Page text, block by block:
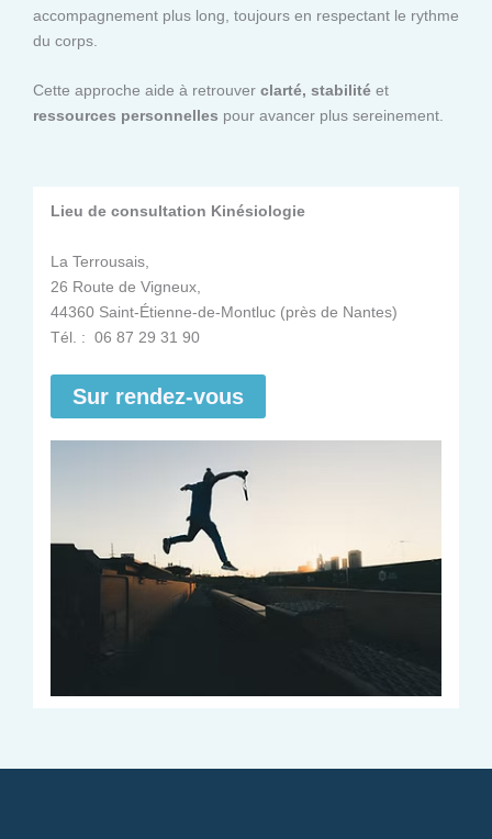
accompagnement plus long, toujours en respectant le rythme
du corps.
Cette approche aide à retrouver clarté, stabilité et
ressources personnelles pour avancer plus sereinement.
Lieu de consultation Kinésiologie
La Terrousais,
26 Route de Vigneux,
44360 Saint-Étienne-de-Montluc (près de Nantes)
Tél. : 06 87 29 31 90
Sur rendez-vous